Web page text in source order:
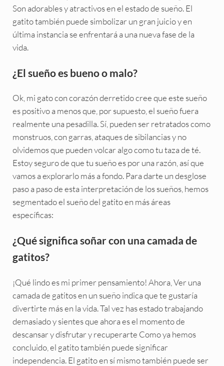
Son adorables y atractivos en el estado de sueño. El
gatito también puede simbolizar un gran juicio y en
última instancia se enfrentará a una nueva fase de la
vida.
¿El sueño es bueno o malo?
Ok, mi gato con corazón derretido cree que este sueño
es positivo a menos que, por supuesto, el sueño fuera
realmente una pesadilla. Sí, pueden ser retratados como
monstruos, con garras, ataques de sibilancias y no
olvidemos que pueden volcar algo como tu taza de té.
Estoy seguro de que tu sueño es por una razón, así que
vamos a explorarlo más a fondo. Para darte un desglose
paso a paso de esta interpretación de los sueños, hemos
segmentado el sueño del gatito en más áreas
específicas:
¿Qué significa soñar con una camada de
gatitos?
¡Qué lindo es mi primer pensamiento! Ahora, Ver una
camada de gatitos en un sueño indica que te gustaría
divertirte más en la vida. Tal vez has estado trabajando
demasiado y sientes que ahora es el momento de
descansar y disfrutar y recuperarte Como ya hemos
concluido, el gatito también puede significar
independencia. El gatito en sí mismo también puede ser